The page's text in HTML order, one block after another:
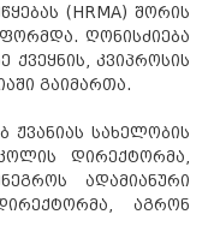
(HRMA) შორის
ღონისძიება
ქვეყნის, კვიპროსის
გაიმართა.
ჟვანიას სახელობის
დირექტორმა,
ადამიანური
აგრონ